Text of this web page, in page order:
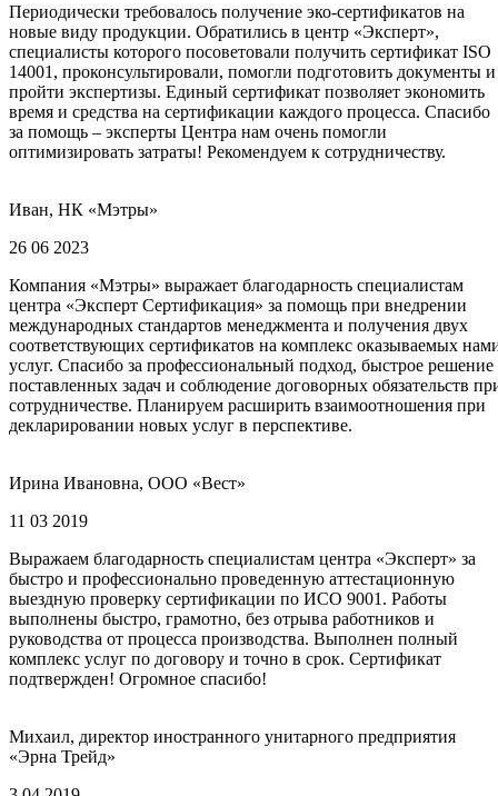
Периодически требовалось получение эко-сертификатов на
новые виду продукции. Обратились в центр «Эксперт»,
специалисты которого посоветовали получить сертификат ISO
14001, проконсультировали, помогли подготовить документы и
пройти экспертизы. Единый сертификат позволяет экономить
время и средства на сертификации каждого процесса. Спасибо
за помощь – эксперты Центра нам очень помогли
оптимизировать затраты! Рекомендуем к сотрудничеству.
Иван, НК «Мэтры»
26 06 2023
Компания «Мэтры» выражает благодарность специалистам
центра «Эксперт Сертификация» за помощь при внедрении
международных стандартов менеджмента и получения двух
соответствующих сертификатов на комплекс оказываемых
услуг. Спасибо за профессиональный подход, быстрое решение
поставленных задач и соблюдение договорных обязательств
сотрудничестве. Планируем расширить взаимоотношения при
декларировании новых услуг в перспективе.
Ирина Ивановна, ООО «Вест»
11 03 2019
Выражаем благодарность специалистам центра «Эксперт» за
быстро и профессионально проведенную аттестационную
выездную проверку сертификации по ИСО 9001. Работы
выполнены быстро, грамотно, без отрыва работников и
руководства от процесса производства. Выполнен полный
комплекс услуг по договору и точно в срок. Сертификат
подтвержден! Огромное спасибо!
Михаил, директор иностранного унитарного предприятия
«Эрна Трейд»